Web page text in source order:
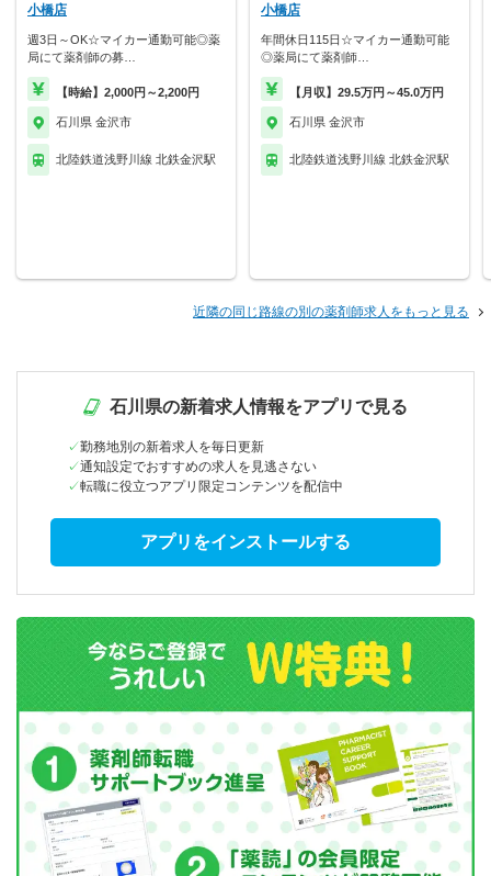
小橋店
週3日～OK☆マイカー通勤可能◎薬
局にて薬剤師の募…
【時給】2,000円～2,200円
石川県 金沢市
北陸鉄道浅野川線 北鉄金沢駅
小橋店
年間休日115日☆マイカー通勤可能
◎薬局にて薬剤師…
【月収】29.5万円～45.0万円
石川県 金沢市
北陸鉄道浅野川線 北鉄金沢駅
近隣の同じ路線の別の薬剤師求人をもっと見る
石川県の新着求人情報をアプリで見る
勤務地別の新着求人を毎日更新
通知設定でおすすめの求人を見逃さない
転職に役立つアプリ限定コンテンツを配信中
アプリをインストールする